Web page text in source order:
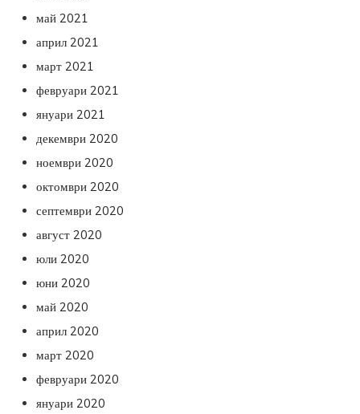
май 2021
април 2021
март 2021
февруари 2021
януари 2021
декември 2020
ноември 2020
октомври 2020
септември 2020
август 2020
юли 2020
юни 2020
май 2020
април 2020
март 2020
февруари 2020
януари 2020